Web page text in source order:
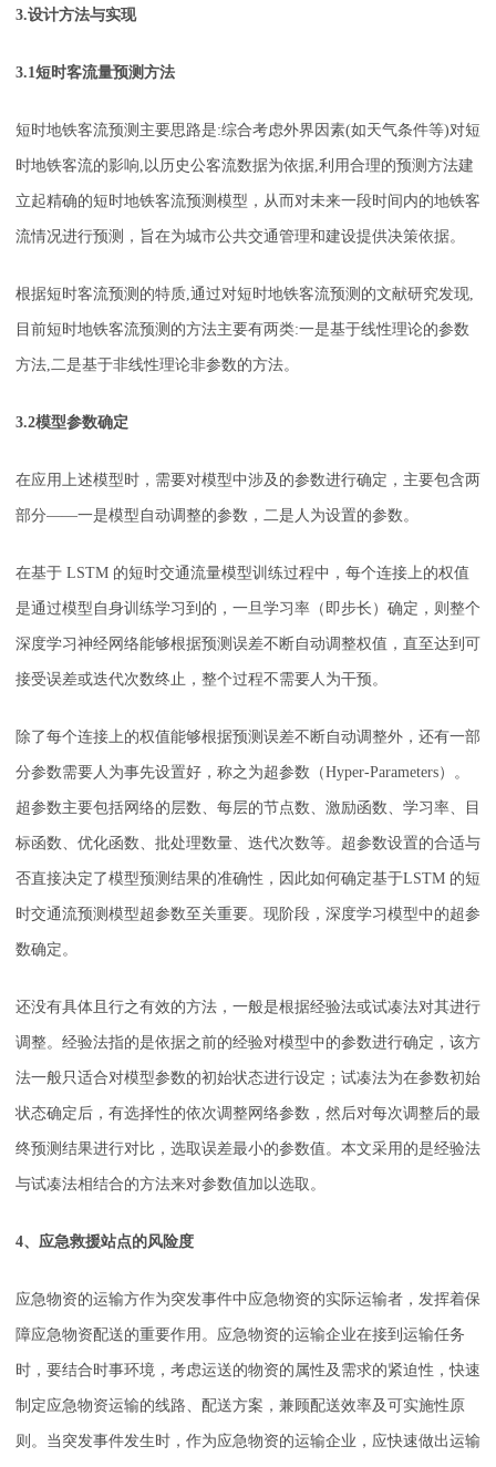
3.设计方法与实现
3.1短时客流量预测方法
短时地铁客流预测主要思路是:综合考虑外界因素(如天气条件等)对短
时地铁客流的影响,以历史公客流数据为依据,利用合理的预测方法建
立起精确的短时地铁客流预测模型，从而对未来一段时间内的地铁客
流情况进行预测，旨在为城市公共交通管理和建设提供决策依据。
根据短时客流预测的特质,通过对短时地铁客流预测的文献研究发现,
目前短时地铁客流预测的方法主要有两类:一是基于线性理论的参数
方法,二是基于非线性理论非参数的方法。
3.2模型参数确定
在应用上述模型时，需要对模型中涉及的参数进行确定，主要包含两
部分——一是模型自动调整的参数，二是人为设置的参数。
在基于 LSTM 的短时交通流量模型训练过程中，每个连接上的权值
是通过模型自身训练学习到的，一旦学习率（即步长）确定，则整个
深度学习神经网络能够根据预测误差不断自动调整权值，直至达到可
接受误差或迭代次数终止，整个过程不需要人为干预。
除了每个连接上的权值能够根据预测误差不断自动调整外，还有一部
分参数需要人为事先设置好，称之为超参数（Hyper-Parameters）。
超参数主要包括网络的层数、每层的节点数、激励函数、学习率、目
标函数、优化函数、批处理数量、迭代次数等。超参数设置的合适与
否直接决定了模型预测结果的准确性，因此如何确定基于LSTM 的短
时交通流预测模型超参数至关重要。现阶段，深度学习模型中的超参
数确定。
还没有具体且行之有效的方法，一般是根据经验法或试凑法对其进行
调整。经验法指的是依据之前的经验对模型中的参数进行确定，该方
法一般只适合对模型参数的初始状态进行设定；试凑法为在参数初始
状态确定后，有选择性的依次调整网络参数，然后对每次调整后的最
终预测结果进行对比，选取误差最小的参数值。本文采用的是经验法
与试凑法相结合的方法来对参数值加以选取。
4、应急救援站点的风险度
应急物资的运输方作为突发事件中应急物资的实际运输者，发挥着保
障应急物资配送的重要作用。应急物资的运输企业在接到运输任务
时，要结合时事环境，考虑运送的物资的属性及需求的紧迫性，快速
制定应急物资运输的线路、配送方案，兼顾配送效率及可实施性原
则。当突发事件发生时，作为应急物资的运输企业，应快速做出运输